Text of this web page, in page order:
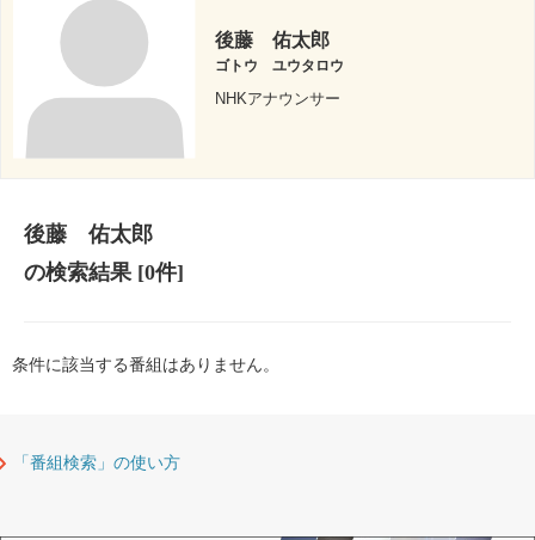
後藤 佑太郎
ゴトウ ユウタロウ
NHKアナウンサー
後藤 佑太郎
の検索結果[0件]
条件に該当する番組はありません。
「番組検索」の使い方